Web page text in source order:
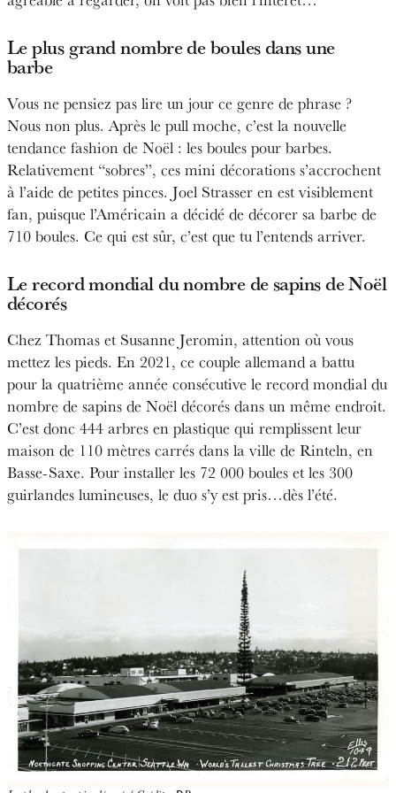
Le plus grand nombre de boules dans une
barbe
Vous ne pensiez pas lire un jour ce genre de phrase ?
Nous non plus. Après le pull moche, c’est la nouvelle
tendance fashion de Noël : les boules pour barbes.
Relativement “sobres”, ces mini décorations s’accrochent
à l’aide de petites pinces. Joel Strasser en est visiblement
fan, puisque l’Américain a décidé de décorer sa barbe de
710 boules. Ce qui est sûr, c’est que tu l’entends arriver.
Le record mondial du nombre de sapins de Noël
décorés
Chez Thomas et Susanne Jeromin, attention où vous
mettez les pieds. En 2021, ce couple allemand a battu
pour la quatrième année consécutive le record mondial du
nombre de sapins de Noël décorés dans un même endroit.
C’est donc 444 arbres en plastique qui remplissent leur
maison de 110 mètres carrés dans la ville de Rinteln, en
Basse-Saxe. Pour installer les 72 000 boules et les 300
guirlandes lumineuses, le duo s’y est pris…dès l’été.
← →